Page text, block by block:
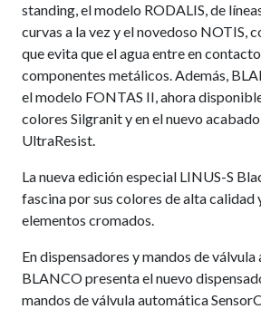
standing, el modelo RODALIS, de
curvas a la vez y el novedoso NOTIS,
que evita que el agua entre en
componentes metálicos. Además,
el modelo FONTAS II, ahora
colores Silgranit y en el nuevo
UltraResist.
La nueva edición especial LINUS-S
fascina por sus colores de alta calidad
elementos cromados.
En dispensadores y mandos de
BLANCO presenta el nuevo
mandos de válvula automática